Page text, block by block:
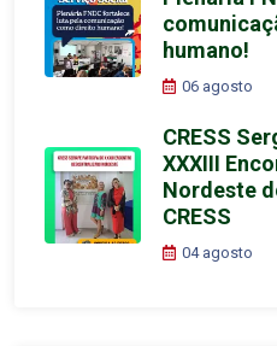
humano!
06 agosto
CRESS
XXXIII
Nordeste
CRESS
04 agosto